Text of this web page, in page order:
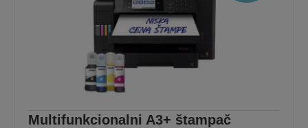
Multifunkcionalni A3+ štampač